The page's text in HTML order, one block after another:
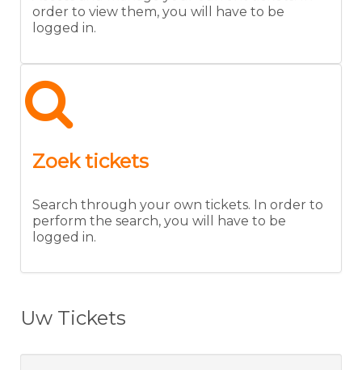
order to view them, you will have to be
logged in.
Zoek tickets
Search through your own tickets. In order to
perform the search, you will have to be
logged in.
Uw Tickets